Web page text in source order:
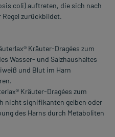
coli) auftreten, die sich nach
zurückbildet.
Kräuter-Dragées zum
Wasser- und Salzhaushaltes
und Blut im Harn
Kräuter-Dragées zum
nicht signifikanten gelben oder
des Harns durch Metaboliten